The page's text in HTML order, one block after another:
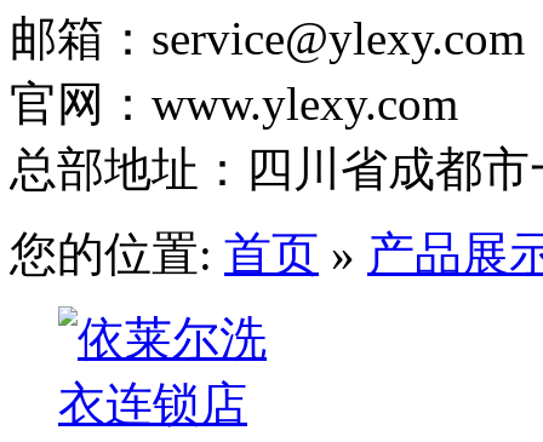
邮箱：service@ylexy.com
官网：www.ylexy.com
总部地址：四川省成都
您的位置: 首页 » 产品展